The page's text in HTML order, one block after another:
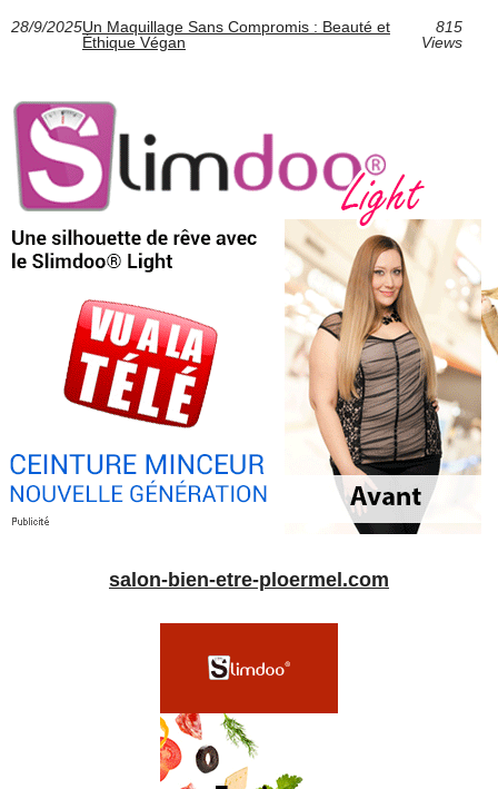
28/9/2025Un Maquillage Sans Compromis : Beauté et
Éthique Végan
815
Views
salon-bien-etre-ploermel.com